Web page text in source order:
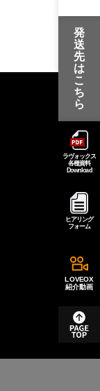
発
送
先
は
こ
ち
ら
ラヴォックス
各種資料
Download
ヒアリング
フォーム
LOVEOX
紹介動画